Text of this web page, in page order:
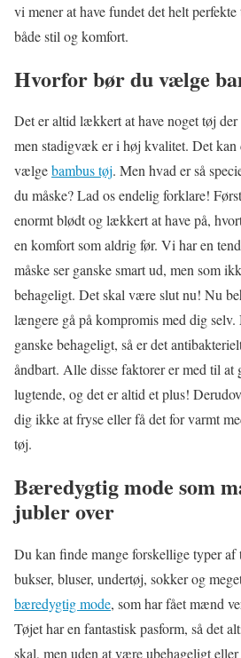
vi mener at have fundet det helt
både stil og komfort.
Hvorfor bør du vælge
Det er altid lækkert at have noget tøj
men stadigvæk er i høj kvalitet. Det kan
vælgebambus tøj. Men hvad er så
du måske? Lad os endelig forklare!
enormt blødt og lækkert at have på,
en komfort som aldrig før. Vi har en
måske ser ganske smart ud, men som
behageligt. Det skal være slut nu! Nu
længere gå på kompromis med dig selv.
ganske behageligt, så er det
åndbart. Alle disse faktorer er med til at
lugtende, og det er altid et plus!
dig ikke at fryse eller få det for varmt
tøj.
Bæredygtig mode som
jubler over
Du kan finde mange forskellige typer af
bukser, bluser, undertøj, sokker og
bæredygtig mode, som har fået mænd
Tøjet har en fantastisk pasform, så det
skal, men uden at være ubehageligt